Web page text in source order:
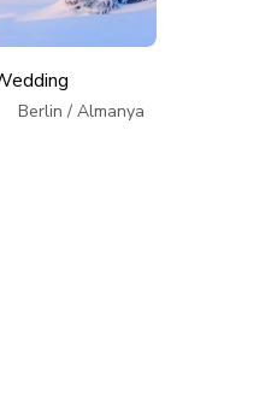
Berlin / Almanya